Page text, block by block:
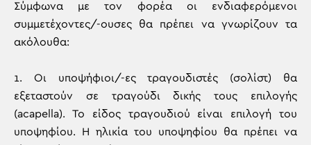
Σύμφωνα με τον φορέα οι ενδιαφερόμενοι
συμμετέχοντες/-ουσες θα πρέπει να γνωρίζουν τα
ακόλουθα:
1. Οι υποψήφιοι/-ες τραγουδιστές (σολίστ) θα
εξεταστούν σε τραγούδι δικής τους επιλογής
(acapella). Το είδος τραγουδιού είναι επιλογή του
υποψηφίου. Η ηλικία του υποψηφίου θα πρέπει να